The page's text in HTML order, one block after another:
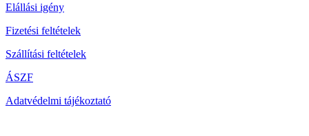
Elállási igény
Fizetési feltételek
Szállítási feltételek
ÁSZF
Adatvédelmi tájékoztató